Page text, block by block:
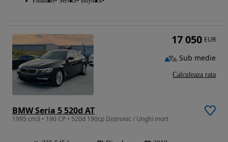
BMW Seria 5 520d AT
1995 cm3 • 190 CP • 520d 190cp Distronic / Unghi mort
17 050 EUR
Sub medie
Calculeaza rata